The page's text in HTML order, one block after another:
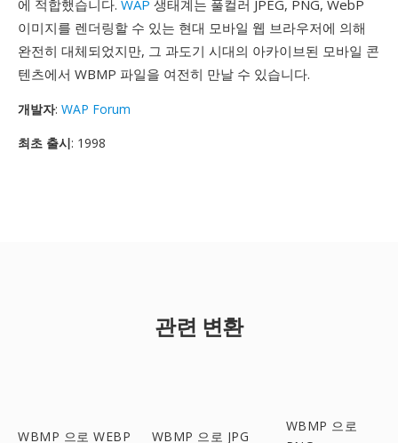
에 적합했습니다. WAP 생태계는 풀컬러 JPEG, PNG, WebP
이미지를 렌더링할 수 있는 현대 모바일 웹 브라우저에 의해
완전히 대체되었지만, 그 과도기 시대의 아카이브된 모바일 콘
텐츠에서 WBMP 파일을 여전히 만날 수 있습니다.
개발자: WAP Forum
최초 출시: 1998
관련 변환
WBMP 으로 WEBP WBMP 으로 JPG
WBMP 으로